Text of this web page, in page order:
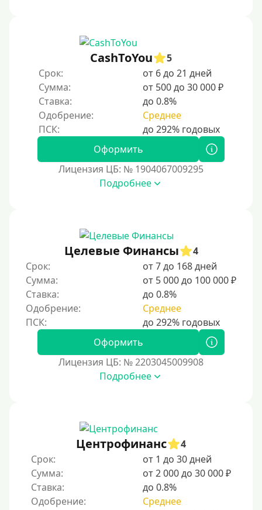
CashToYou
5
Срок:
от 6 до 21 дней
Сумма:
от 500 до 30 000 ₽
Ставка:
до 0.8%
Одобрение:
Среднее
Оформить
Лицензия ЦБ: № 1904067009295
Подробнее
Целевые Финансы
4
Срок:
от 7 до 168 дней
Сумма:
от 5 000 до 100 000 ₽
Ставка:
до 0.8%
Одобрение:
Среднее
Оформить
Лицензия ЦБ: № 2203045009908
Подробнее
Центрофинанс
4
Срок:
от 1 до 30 дней
Сумма:
от 2 000 до 30 000 ₽
Ставка:
до 0.8%
Одобрение:
Среднее